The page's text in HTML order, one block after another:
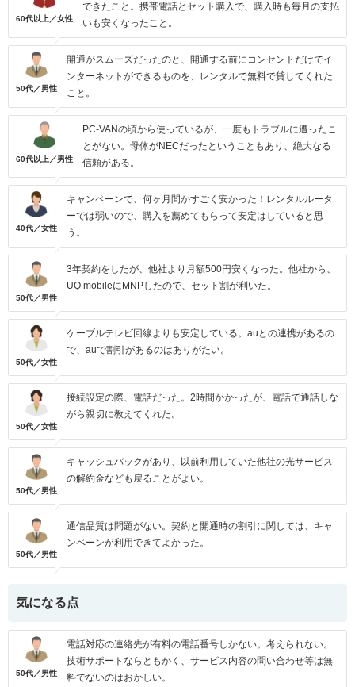
60代以上／女性
できたこと。携帯電話とセット購入で、購入時も毎月の支払
いも安くなったこと。
50代／男性
開通がスムーズだったのと、開通する前にコンセントだけでイ
ンターネットができるものを、レンタルで無料で貸してくれた
こと。
60代以上／男性
PC-VANの頃から使っているが、一度もトラブルに遭ったこ
とがない。母体がNECだったということもあり、絶大なる
信頼がある。
40代／女性
キャンペーンで、何ヶ月間かすごく安かった！レンタルルータ
ーでは弱いので、購入を薦めてもらって安定はしていると思
う。
50代／男性
3年契約をしたが、他社より月額500円安くなった。他社から、
UQ mobileにMNPしたので、セット割が利いた。
50代／女性
ケーブルテレビ回線よりも安定している。auとの連携があるの
で、auで割引があるのはありがたい。
50代／女性
接続設定の際、電話だった。2時間かかったが、電話で通話しな
がら親切に教えてくれた。
50代／男性
キャッシュバックがあり、以前利用していた他社の光サービス
の解約金なども戻ることがよい。
50代／男性
通信品質は問題がない。契約と開通時の割引に関しては、キャ
ンペーンが利用できてよかった。
気になる点
50代／男性
電話対応の連絡先が有料の電話番号しかない。考えられない。
技術サポートならともかく、サービス内容の問い合わせ等は無
料でないのはおかしい。